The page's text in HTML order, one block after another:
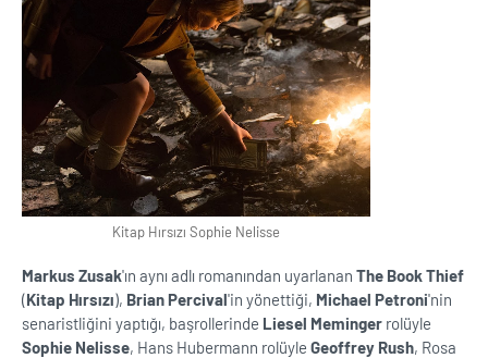
Kitap Hırsızı Sophie Nelisse
Markus Zusak'ın aynı adlı romanından uyarlanan The Book Thief
(Kitap Hırsızı), Brian Percival'in yönettiği, Michael Petroni'nin
senaristliğini yaptığı, başrollerinde Liesel Meminger rolüyle
Sophie Nelisse, Hans Hubermann rolüyle Geoffrey Rush, Rosa